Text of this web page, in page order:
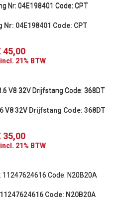
Nr: 04E198401 Code: CPT
45,00
incl. 21% BTW
V8 32V Drijfstang Code: 368DT
35,00
incl. 21% BTW
Code: N20B20A